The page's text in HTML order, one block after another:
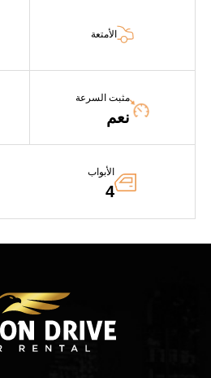
الأمتعة
مثبت السرعة
نعم
الأبواب
4